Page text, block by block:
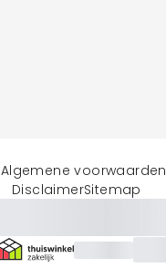
Algemene voorwaarden
DisclaimerSitemap